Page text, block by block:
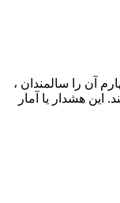
آن را سالمندان ،
این هشدار یا آمار